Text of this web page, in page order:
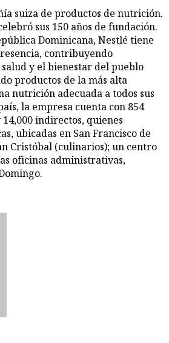
suiza de productos de nutrición.
sus 150 años de fundación.
Dominicana, Nestlé tiene
contribuyendo
y el bienestar del pueblo
productos de la más alta
nutrición adecuada a todos sus
la empresa cuenta con 854
indirectos, quienes
ubicadas en San Francisco de
Cristóbal (culinarios); un centro
oficinas administrativas,